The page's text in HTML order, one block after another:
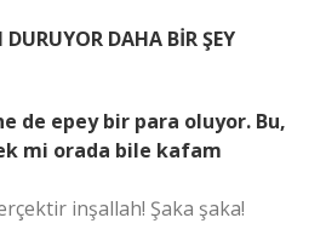
DAHA BİR ŞEY
de epey bir para oluyor. Bu,
mi orada bile kafam
inşallah! Şaka şaka!